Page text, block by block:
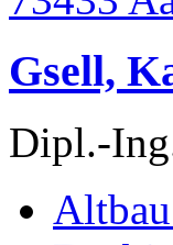
Gsell,
Dipl.-